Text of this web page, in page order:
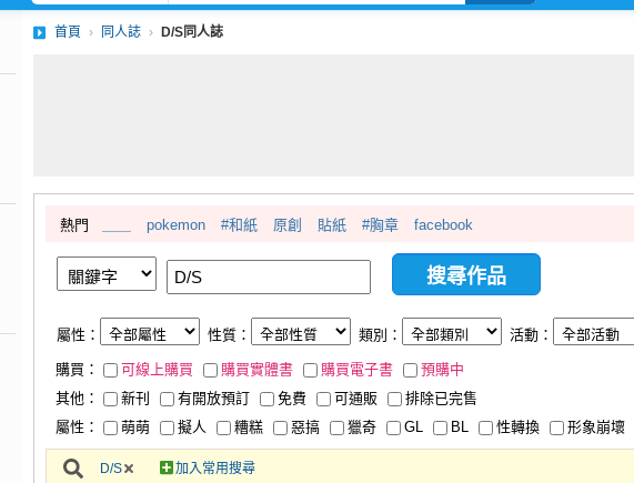
首頁 同人誌 D/S同人誌
熱門 pokemon #和紙 原創 貼紙 #胸章 facebook
屬性： 性質： 類別： 活動：
購買： 可線上購買 購買實體書 購買電子書
預購中
其他：
新刊 有開放預訂 免費 可通販
排除已完售
屬性：
萌萌 擬人 糟糕 惡搞 獵奇 GL BL 性轉換 形象崩壞
D/S 加入常用搜尋